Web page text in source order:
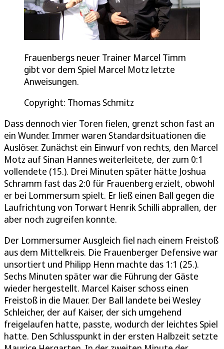
Frauenbergs neuer Trainer Marcel Timm
gibt vor dem Spiel Marcel Motz letzte
Anweisungen.
Copyright: Thomas Schmitz
Dass dennoch vier Toren fielen, grenzt schon fast an
ein Wunder. Immer waren Standardsituationen die
Auslöser. Zunächst ein Einwurf von rechts, den Marcel
Motz auf Sinan Hannes weiterleitete, der zum 0:1
vollendete (15.). Drei Minuten später hätte Joshua
Schramm fast das 2:0 für Frauenberg erzielt, obwohl
er bei Lommersum spielt. Er ließ einen Ball gegen die
Laufrichtung von Torwart Henrik Schilli abprallen, der
aber noch zugreifen konnte.
Der Lommersumer Ausgleich fiel nach einem Freistoß
aus dem Mittelkreis. Die Frauenberger Defensive war
unsortiert und Philipp Henn machte das 1:1 (25.).
Sechs Minuten später war die Führung der Gäste
wieder hergestellt. Marcel Kaiser schoss einen
Freistoß in die Mauer. Der Ball landete bei Wesley
Schleicher, der auf Kaiser, der sich umgehend
freigelaufen hatte, passte, wodurch der leichtes Spiel
hatte. Den Schlusspunkt in der ersten Halbzeit setzte